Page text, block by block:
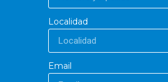
Localidad
Email